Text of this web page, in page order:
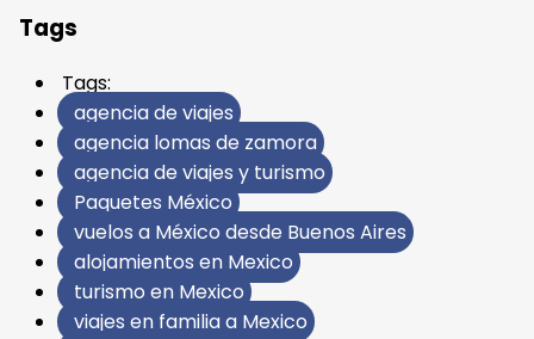
Tags:
agencia de viajes
agencia lomas de zamora
agencia de viajes y turismo
Paquetes México
vuelos a México desde Buenos Aires
alojamientos en Mexico
turismo en Mexico
viajes en familia a Mexico